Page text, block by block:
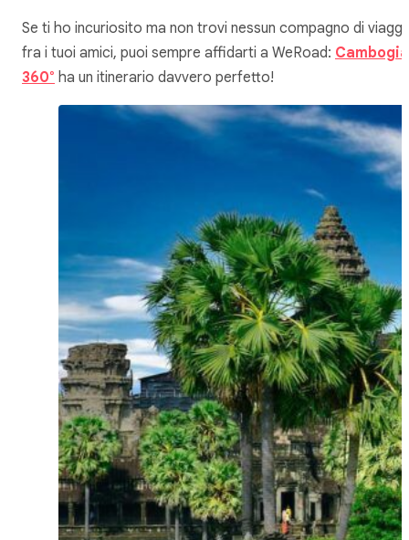
Se ti ho incuriosito ma non trovi nessun compagno di
fra i tuoi amici, puoi sempre affidarti a WeRoad: Cambogia
360° ha un itinerario davvero perfetto!